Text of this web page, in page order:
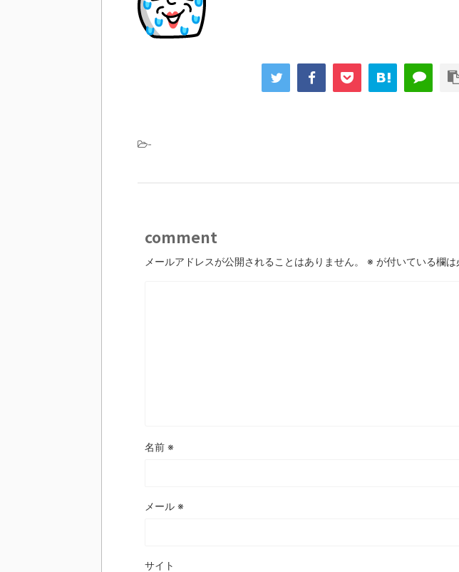
-
comment
メールアドレスが公開されることはありません。 ※ が付いている欄は
名前 ※
メール ※
サイト